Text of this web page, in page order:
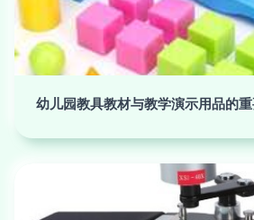
幼儿园教具教材与教学演示用品的